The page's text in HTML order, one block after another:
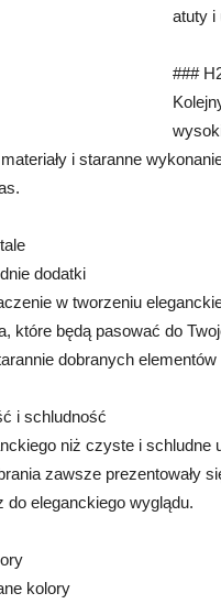
atuty i
###
i staranne
dodatki
w tworzeniu
które będą pasować do
dobranych
i schludność
niż czyste i schludne
zawsze prezentowały
do eleganckiego wyglądu.
kolory